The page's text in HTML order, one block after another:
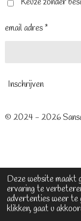
Deze website maakt
ervaring te
advertenties weer te
klikken, gaat u
t
m
Keuze zonder
email adres *
Inschrijven
© 2024 - 2026